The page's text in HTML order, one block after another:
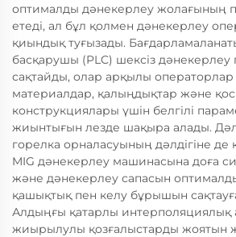
оптималды дәнекерлеу жолағының
етеді, ал бұл қолмен дәнекерлеу
қиындық туғызады.
басқарушы (PLC) шексіз
сақтайды, олар арқылы операторлар
материалдар, қалыңдықтар және
конструкциялары үшін белгілі
жиынтығын лезде шақыра алады.
горелка орналасуының дәлдігіне де
MIG дәнекерлеу машинасына доға
және дәнекерлеу сапасын
қашықтық пен келу бұрышын
Алдыңғы қатарлы интерполяциялық
жиырылулы қозғалыстарды жоятын